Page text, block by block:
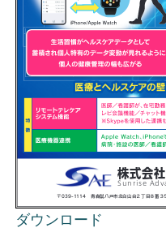
ダウンロード